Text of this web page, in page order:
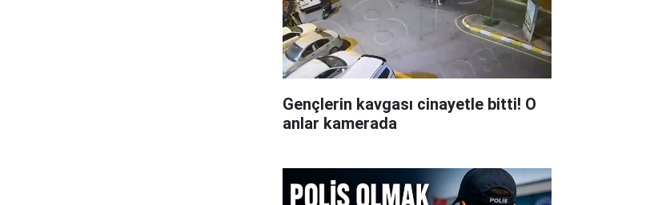
Gençlerin kavgası cinayetle bitti! O
anlar kamerada